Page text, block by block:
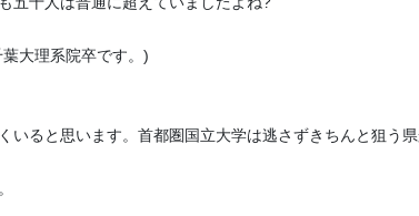
大理系院卒です。)
いると思います。首都圏国立大学は逃さずきちんと狙う県